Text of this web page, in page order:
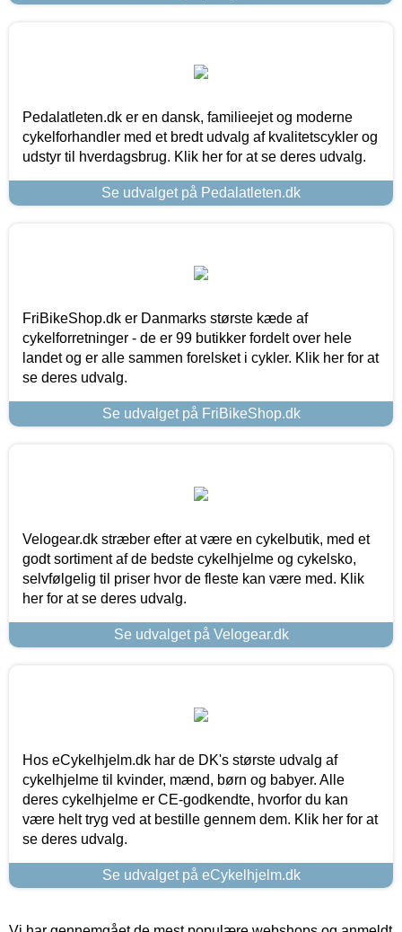
Pedalatleten.dk er en dansk, familieejet og moderne
cykelforhandler med et bredt udvalg af kvalitetscykler og
udstyr til hverdagsbrug. Klik her for at se deres udvalg.
Se udvalget på Pedalatleten.dk
FriBikeShop.dk er Danmarks største kæde af
cykelforretninger - de er 99 butikker fordelt over hele
landet og er alle sammen forelsket i cykler. Klik her for at
se deres udvalg.
Se udvalget på FriBikeShop.dk
Velogear.dk stræber efter at være en cykelbutik, med et
godt sortiment af de bedste cykelhjelme og cykelsko,
selvfølgelig til priser hvor de fleste kan være med. Klik
her for at se deres udvalg.
Se udvalget på Velogear.dk
Hos eCykelhjelm.dk har de DK's største udvalg af
cykelhjelme til kvinder, mænd, børn og babyer. Alle
deres cykelhjelme er CE-godkendte, hvorfor du kan
være helt tryg ved at bestille gennem dem. Klik her for at
se deres udvalg.
Se udvalget på eCykelhjelm.dk